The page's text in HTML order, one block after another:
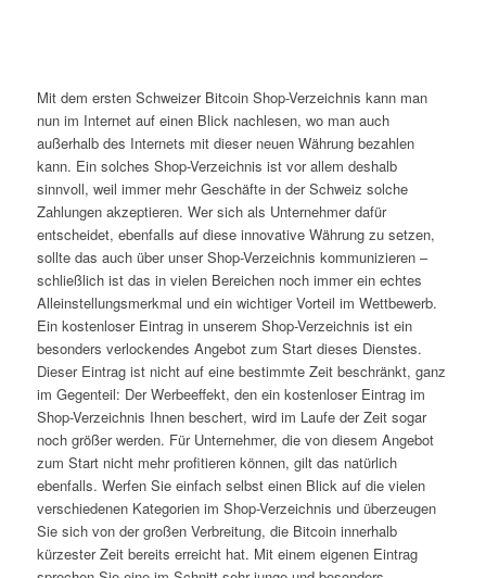
Mit dem ersten Schweizer Bitcoin Shop-Verzeichnis kann man
nun im Internet auf einen Blick nachlesen, wo man auch
außerhalb des Internets mit dieser neuen Währung bezahlen
kann. Ein solches Shop-Verzeichnis ist vor allem deshalb
sinnvoll, weil immer mehr Geschäfte in der Schweiz solche
Zahlungen akzeptieren. Wer sich als Unternehmer dafür
entscheidet, ebenfalls auf diese innovative Währung zu setzen,
sollte das auch über unser Shop-Verzeichnis kommunizieren –
schließlich ist das in vielen Bereichen noch immer ein echtes
Alleinstellungsmerkmal und ein wichtiger Vorteil im Wettbewerb.
Ein kostenloser Eintrag in unserem Shop-Verzeichnis ist ein
besonders verlockendes Angebot zum Start dieses Dienstes.
Dieser Eintrag ist nicht auf eine bestimmte Zeit beschränkt, ganz
im Gegenteil: Der Werbeeffekt, den ein kostenloser Eintrag im
Shop-Verzeichnis Ihnen beschert, wird im Laufe der Zeit sogar
noch größer werden. Für Unternehmer, die von diesem Angebot
zum Start nicht mehr profitieren können, gilt das natürlich
ebenfalls. Werfen Sie einfach selbst einen Blick auf die vielen
verschiedenen Kategorien im Shop-Verzeichnis und überzeugen
Sie sich von der großen Verbreitung, die Bitcoin innerhalb
kürzester Zeit bereits erreicht hat. Mit einem eigenen Eintrag